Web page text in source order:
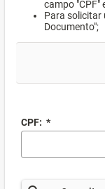
campo "CPF"
Para solicitar
Documento";
CPF: *